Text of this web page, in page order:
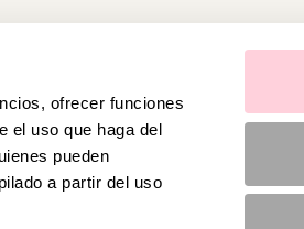
ofrecer funciones
el uso que haga del
pueden
a partir del uso